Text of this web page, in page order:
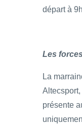
départ à
Les
La
Altecsport,
présente